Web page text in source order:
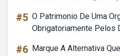
#5 O Patrimonio De Uma
Obrigatoriamente Pelos
#6 Marque A Alternativa